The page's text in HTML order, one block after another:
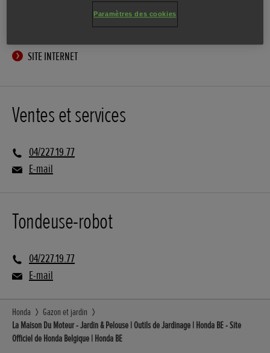
SITE INTERNET
Ventes et services
04/227.19.77
E-mail
Tondeuse-robot
04/227.19.77
E-mail
Honda
Gazon et jardin
La Maison Du Moteur - Jardin & Pelouse | Outils de Jardinage | Honda BE - Site
Officiel de Honda Belgique | Honda BE
Paramètres des cookies